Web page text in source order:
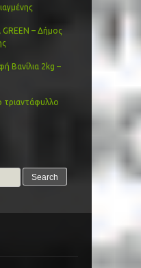
– Δήμος
Βανίλια 2kg –
τριαντάφυλλο